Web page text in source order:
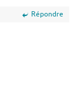
Répondre